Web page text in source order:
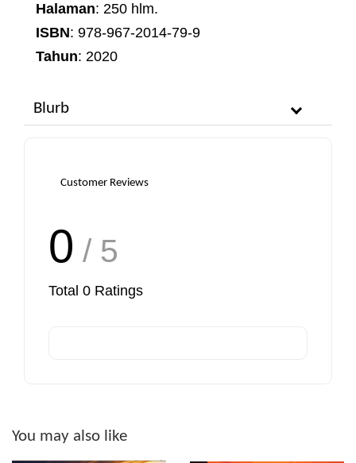
Halaman: 250 hlm.
ISBN: 978-967-2014-79-9
Tahun: 2020
Blurb
Customer Reviews
0 / 5
Total 0 Ratings
You may also like